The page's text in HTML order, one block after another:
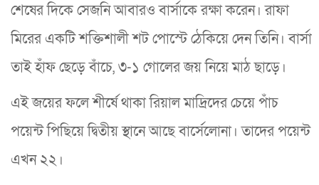
শেষের দিকে সেজনি আবারও বার্সাকে রক্ষা করেন। রাফা
মিরের একটি শক্তিশালী শট পোস্টে ঠেকিয়ে দেন তিনি। বার্সা
তাই হাঁফ ছেড়ে বাঁচে, ৩-১ গোলের জয় নিয়ে মাঠ ছাড়ে।
এই জয়ের ফলে শীর্ষে থাকা রিয়াল মাদ্রিদের চেয়ে পাঁচ
পয়েন্ট পিছিয়ে দ্বিতীয় স্থানে আছে বার্সেলোনা। তাদের পয়েন্ট
এখন ২২।